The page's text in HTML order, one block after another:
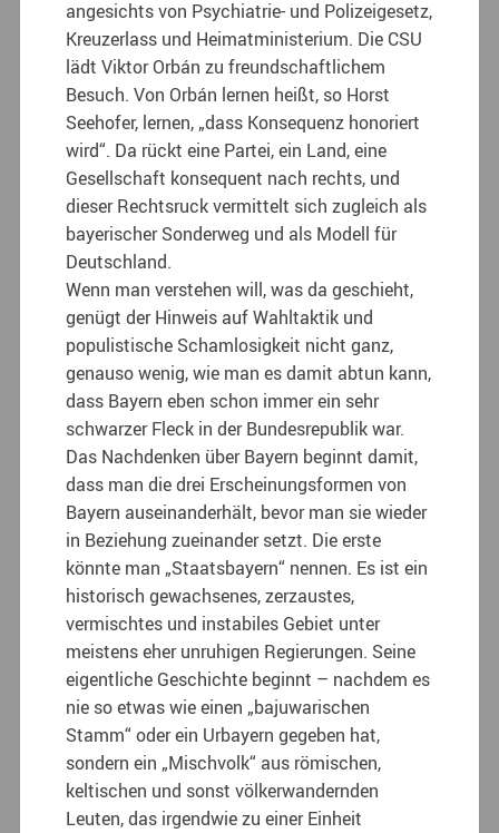
angesichts von Psychiatrie- und Polizeigesetz,
Kreuzerlass und Heimatministerium. Die CSU
lädt Viktor Orbán zu freundschaftlichem
Besuch. Von Orbán lernen heißt, so Horst
Seehofer, lernen, „dass Konsequenz honoriert
wird“. Da rückt eine Partei, ein Land, eine
Gesellschaft konsequent nach rechts, und
dieser Rechtsruck vermittelt sich zugleich als
bayerischer Sonderweg und als Modell für
Deutschland.
Wenn man verstehen will, was da geschieht,
genügt der Hinweis auf Wahltaktik und
populistische Schamlosigkeit nicht ganz,
genauso wenig, wie man es damit abtun kann,
dass Bayern eben schon immer ein sehr
schwarzer Fleck in der Bundesrepublik war.
Das Nachdenken über Bayern beginnt damit,
dass man die drei Erscheinungsformen von
Bayern auseinanderhält, bevor man sie wieder
in Beziehung zueinander setzt. Die erste
könnte man „Staatsbayern“ nennen. Es ist ein
historisch gewachsenes, zerzaustes,
vermischtes und instabiles Gebiet unter
meistens eher unruhigen Regierungen. Seine
eigentliche Geschichte beginnt – nachdem es
nie so etwas wie einen „bajuwarischen
Stamm“ oder ein Urbayern gegeben hat,
sondern ein „Mischvolk“ aus römischen,
keltischen und sonst völkerwandernden
Leuten, das irgendwie zu einer Einheit